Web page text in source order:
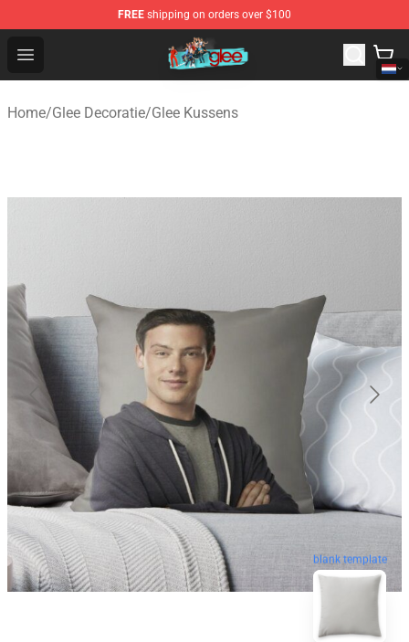
FREE shipping on orders over $100
Open menu
Glee Store - Official Glee Merchandise Shop
Home/Glee Decoratie/Glee Kussens
blank template